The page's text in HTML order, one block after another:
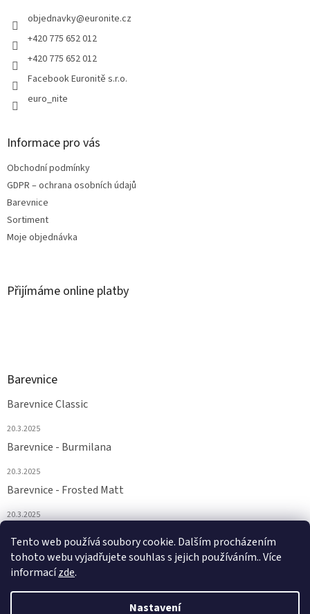
Tento web používá soubory cookie. Dalším procházením
tohoto webu vyjadřujete souhlas s jejich používáním.. Více
informacízde.
Nastavení
objednavky@euronite.cz
+420 775 652 012
+420 775 652 012
Facebook Euronitě s.r.o.
euro_nite
Informace pro vás
Obchodní podmínky
GDPR – ochrana osobních údajů
Barevnice
Sortiment
Moje objednávka
Přijímáme online platby
Barevnice
Barevnice Classic
20.3.2025
Barevnice - Burmilana
20.3.2025
Barevnice - Frosted Matt
20.3.2025
20.3.2025